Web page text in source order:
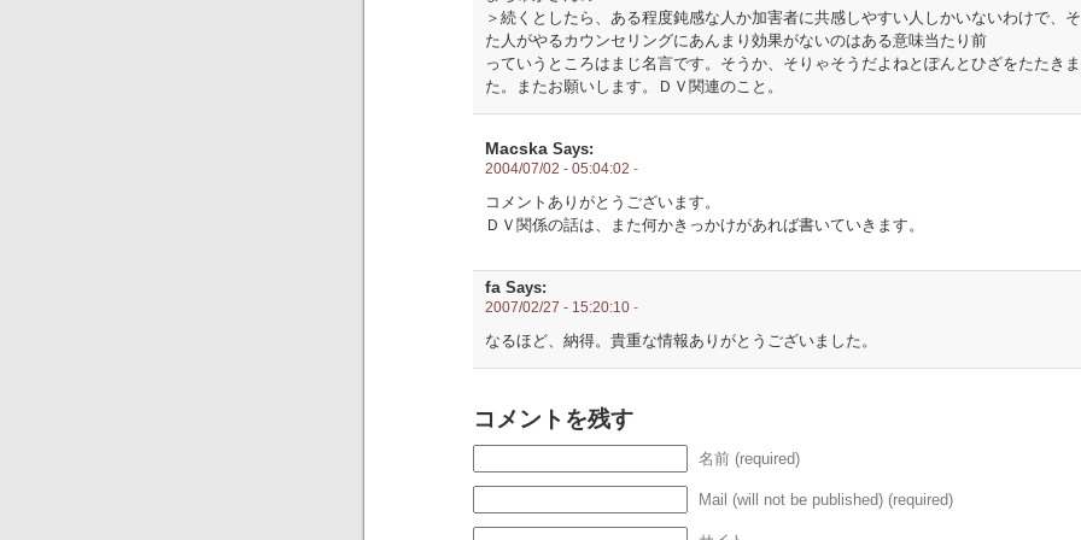
＞続くとしたら、ある程度鈍感な人か加害者に共感しやすい人しかいないわけで、
た人がやるカウンセリングにあんまり効果がないのはある意味当たり前
っていうところはまじ名言です。そうか、そりゃそうだよねとぽんとひざをたたき
た。またお願いします。ＤＶ関連のこと。
Macska Says:
2004/07/02 - 05:04:02 -
コメントありがとうございます。
ＤＶ関係の話は、また何かきっかけがあれば書いていきます。
fa Says:
2007/02/27 - 15:20:10 -
なるほど、納得。貴重な情報ありがとうございました。
コメントを残す
名前 (required)
Mail (will not be published) (required)